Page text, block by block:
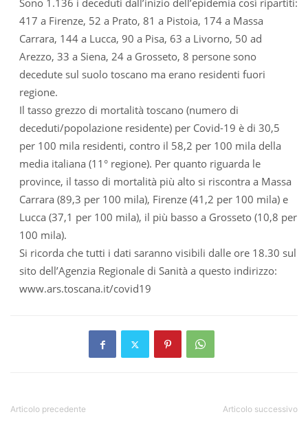
Sono 1.136 i deceduti dall’inizio dell’epidemia così ripartiti:
417 a Firenze, 52 a Prato, 81 a Pistoia, 174 a Massa
Carrara, 144 a Lucca, 90 a Pisa, 63 a Livorno, 50 ad
Arezzo, 33 a Siena, 24 a Grosseto, 8 persone sono
decedute sul suolo toscano ma erano residenti fuori
regione.
Il tasso grezzo di mortalità toscano (numero di
deceduti/popolazione residente) per Covid-19 è di 30,5
per 100 mila residenti, contro il 58,2 per 100 mila della
media italiana (11° regione). Per quanto riguarda le
province, il tasso di mortalità più alto si riscontra a Massa
Carrara (89,3 per 100 mila), Firenze (41,2 per 100 mila) e
Lucca (37,1 per 100 mila), il più basso a Grosseto (10,8 per
100 mila).
Si ricorda che tutti i dati saranno visibili dalle ore 18.30 sul
sito dell’Agenzia Regionale di Sanità a questo indirizzo:
www.ars.toscana.it/covid19
Articolo precedente Articolo successivo